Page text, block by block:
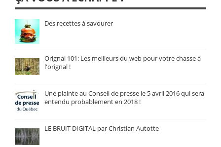
Des recettes à savourer
Orignal 101: Les meilleurs du web pour votre chasse à
l'orignal !
Une plainte au Conseil de presse le 5 avril 2016 qui sera
entendu probablement en 2018 !
LE BRUIT DIGITAL par Christian Autotte